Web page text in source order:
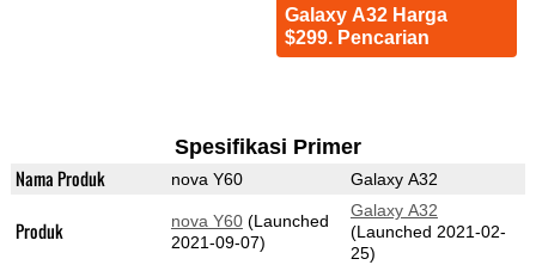
Galaxy A32 Harga
$299. Pencarian
Spesifikasi Primer
Nama Produk nova Y60 Galaxy A32
Produk nova Y60(Launched
2021-09-07)
Galaxy A32
(Launched 2021-02-
25)